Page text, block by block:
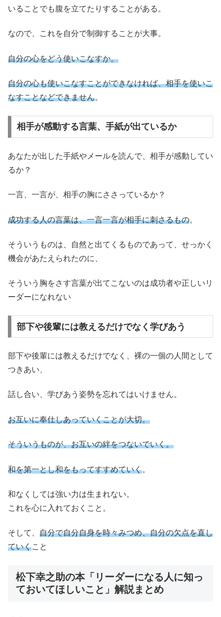
いることでも腹を立てたりすることがある。
なので、これを自分で制御することが大事。
自分の心をどう使いこなすか。
自分の心も使いこなすことができなければ、相手を使いこ
なすことなどできません。
相手が感動する言葉、手紙が出ているか
あなたが出した手紙やメールを読んで、相手が感動してい
るか？
一言、一言が、相手の胸にささっているか？
成功する人の言葉は、一言一言が相手に刺さるもの。
そういうものは、自然と出てくるものであって、せっかく
機会があたえられたのに、
そういう胸をさす言葉が出てこないのは成功者や正しいリ
ーダーになれない
部下や後輩には教えるだけでなく学びあう
部下や後輩には教えるだけでなく、裸の一個の人間として
つきあい、
話し合い、学びあう姿勢を忘れてはいけません。
お互いに奉仕しあっていくことが大切。
そういうものが、お互いの絆をつないでいく。
和を第一とし和をもってすすめていく。
和なくしては強い力は生まれない。
これを心に入れておくこと。
そして、 自分で自分自身を時々みつめ、自分の欠点を直し
ていくこと
松下幸之助の本「リーダーになる人に知っ
ておいてほしいこと」解説まとめ